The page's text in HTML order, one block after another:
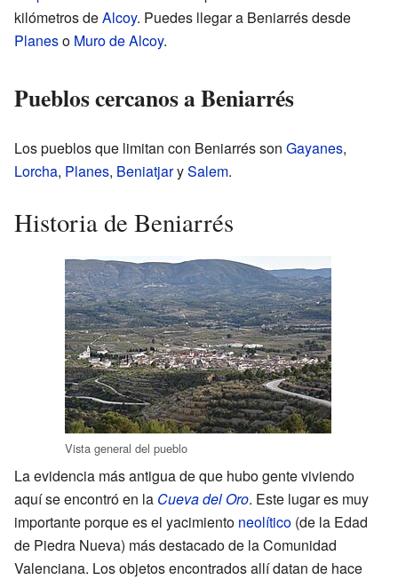
kilómetros deAlcoy. Puedes llegar a Beniarrés desde
Planeso Muro de Alcoy.
Pueblos cercanos a Beniarrés
Los pueblos que limitan con Beniarrés son Gayanes,
Lorcha, Planes, BeniatjarySalem.
Historia de Beniarrés
Vista general del pueblo
La evidencia más antigua de que hubo gente viviendo
aquí se encontró en la Cueva del Oro. Este lugar es muy
importante porque es el yacimiento neolítico (de la Edad
de Piedra Nueva) más destacado de la Comunidad
Valenciana. Los objetos encontrados allí datan de hace